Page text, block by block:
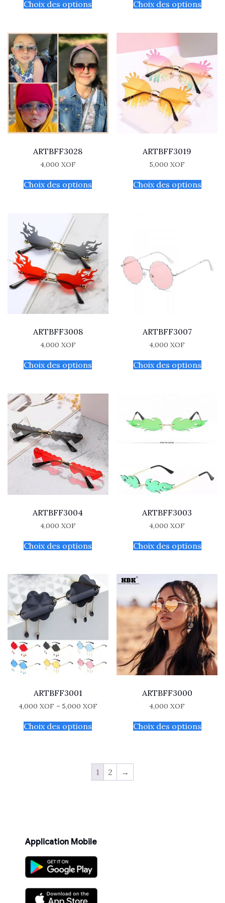
Choix des options Choix des options
ARTBFF3028
4,000 XOF
Choix des options
ARTBFF3019
5,000 XOF
Choix des options
ARTBFF3008
4,000 XOF
Choix des options
ARTBFF3007
4,000XOF
Choix des options
ARTBFF3004
4,000 XOF
Choix des options
ARTBFF3003
4,000XOF
Choix des options
ARTBFF3001
4,000 XOF – 5,000 XOF
Choix des options
ARTBFF3000
4,000XOF
Choix des options
1 2 →
Application Mobile